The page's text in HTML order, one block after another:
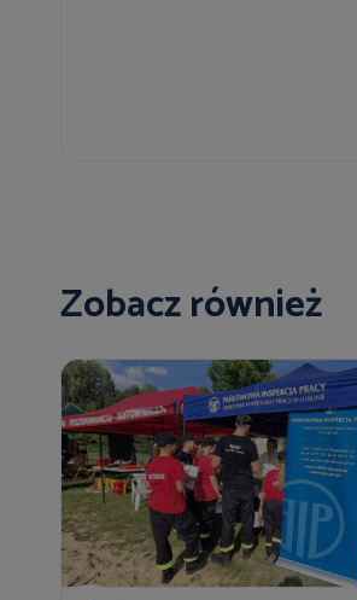
Zobacz również